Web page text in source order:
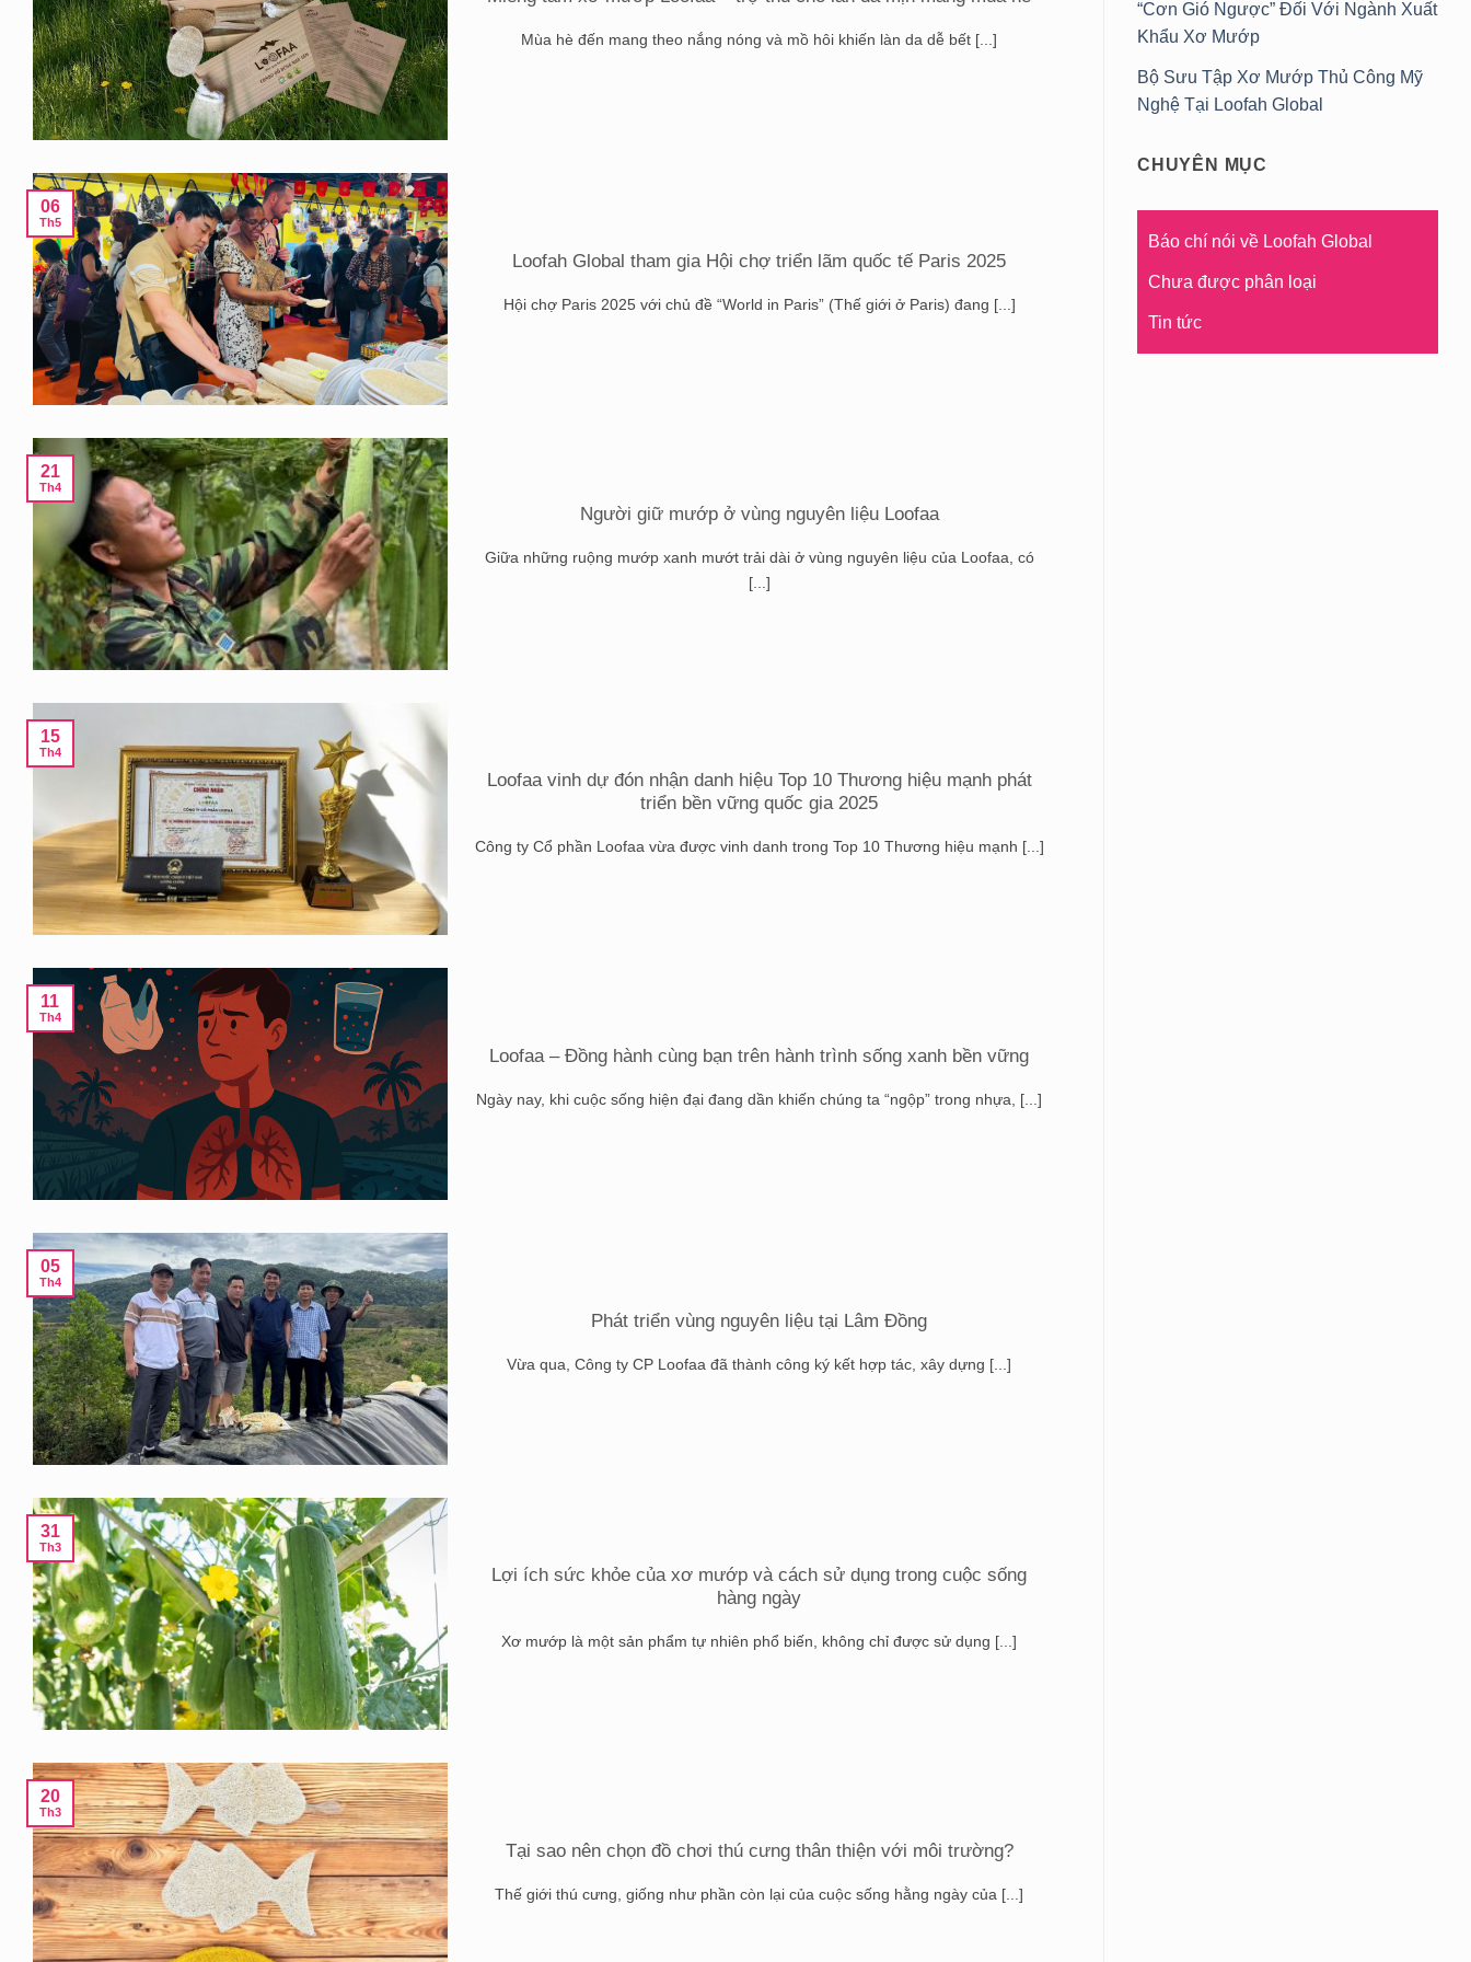
Mùa hè đến mang theo nắng nóng và mồ hôi khiến làn da dễ bết [...]
Loofah Global tham gia Hội chợ triển lãm quốc tế Paris 2025
Hội chợ Paris 2025 với chủ đề “World in Paris” (Thế giới ở Paris) đang [...]
06
Th5
Người giữ mướp ở vùng nguyên liệu Loofaa
Giữa những ruộng mướp xanh mướt trải dài ở vùng nguyên liệu của Loofaa, có
[...]
21
Th4
Loofaa vinh dự đón nhận danh hiệu Top 10 Thương hiệu mạnh phát
triển bền vững quốc gia 2025
Công ty Cổ phần Loofaa vừa được vinh danh trong Top 10 Thương hiệu mạnh [...]
15
Th4
Loofaa – Đồng hành cùng bạn trên hành trình sống xanh bền vững
Ngày nay, khi cuộc sống hiện đại đang dần khiến chúng ta “ngộp” trong nhựa, [...]
11
Th4
Phát triển vùng nguyên liệu tại Lâm Đồng
Vừa qua, Công ty CP Loofaa đã thành công ký kết hợp tác, xây dựng [...]
05
Th4
Lợi ích sức khỏe của xơ mướp và cách sử dụng trong cuộc sống
hàng ngày
Xơ mướp là một sản phẩm tự nhiên phổ biến, không chỉ được sử dụng [...]
31
Th3
Tại sao nên chọn đồ chơi thú cưng thân thiện với môi trường?
Thế giới thú cưng, giống như phần còn lại của cuộc sống hằng ngày của [...]
20
Th3
“Cơn Gió Ngược” Đối Với Ngành Xuất
Khẩu Xơ Mướp
Bộ Sưu Tập Xơ Mướp Thủ Công Mỹ
Nghệ Tại Loofah Global
CHUYÊN MỤC
Báo chí nói về Loofah Global
Chưa được phân loại
Tin tức